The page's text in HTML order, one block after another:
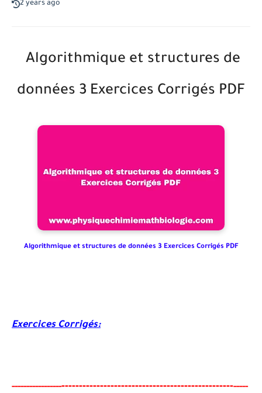
2 years ago
Algorithmique et structures de
données 3 Exercices Corrigés PDF
Algorithmique et structures de données 3 Exercices Corrigés PDF
Exercices Corrigés:
-----------------------------------------------------------------------